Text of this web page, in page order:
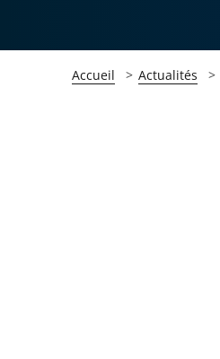
Accueil Actualités